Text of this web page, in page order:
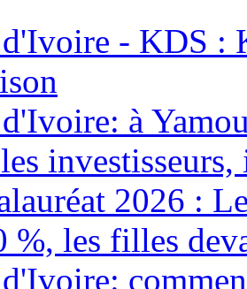
- KDS :
à
2026 :
%, les filles